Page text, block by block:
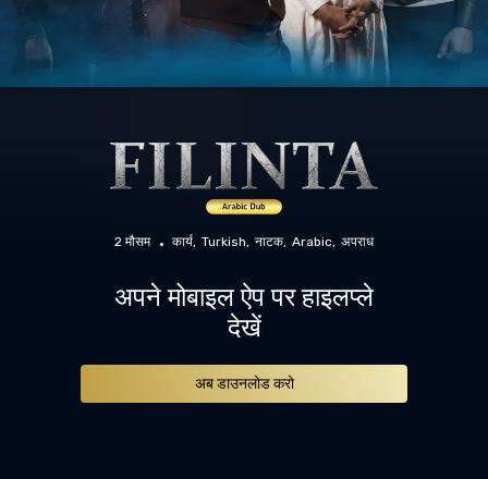
2 मौसम कार्य Turkish नाटक Arabic अपराध
अपने मोबाइल ऐप पर हाइलप्ले
देखें
अब डाउनलोड करो